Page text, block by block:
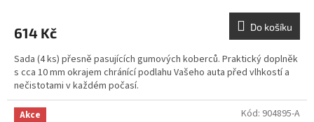
614 Kč Do košíku
Sada (4 ks) přesně pasujících gumových koberců. Praktický doplněk
s cca 10 mm okrajem chránící podlahu Vašeho auta před vlhkostí a
nečistotami v každém počasí.
Akce Kód: 904895-A